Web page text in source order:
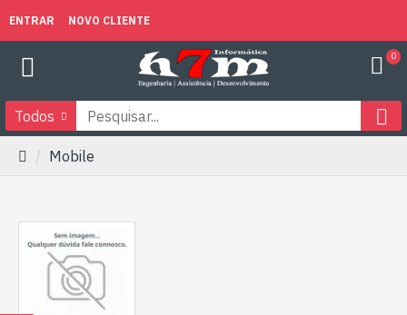
ENTRAR NOVO CLIENTE
0
Todos
Mobile